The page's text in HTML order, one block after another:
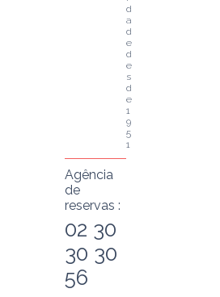
d
a
d
e
d
e
s
d
e
1
9
5
1
Agência
de
reservas :
02 30
30 30
56